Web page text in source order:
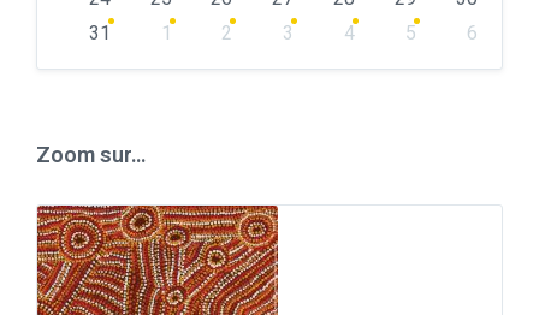
31
1 2 3 4 5
6
Zoom sur…